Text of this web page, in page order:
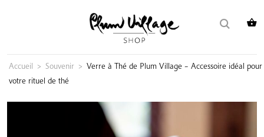
Accueil > Souvenir > Verre à Thé de Plum Village – Accessoire idéal pour
votre rituel de thé